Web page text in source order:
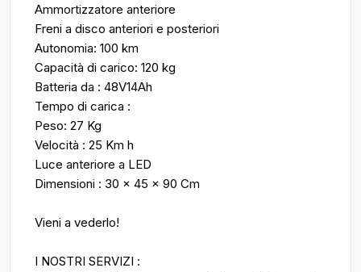
Ammortizzatore anteriore
Freni a disco anteriori e posteriori
Autonomia: 100 km
Capacità di carico: 120 kg
Batteria da : 48V14Ah
Tempo di carica :
Peso: 27 Kg
Velocità : 25 Km h
Luce anteriore a LED
Dimensioni : 30 x 45 x 90 Cm
Vieni a vederlo!
I NOSTRI SERVIZI :